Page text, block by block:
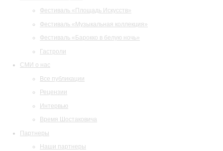
Фестиваль «Площадь Искусств»
Фестиваль «Музыкальная коллекция»
Фестиваль «Барокко в белую ночь»
Гастроли
СМИ о нас
Все публикации
Рецензии
Интервью
Время Шостаковича
Партнеры
Наши партнеры